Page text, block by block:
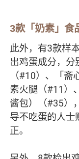
3款「奶素」食
此外，有3款样
出鸡蛋成分，
（#10）、「
素火腿（#11）
酱包）（#35）
导不吃蛋的人
正。